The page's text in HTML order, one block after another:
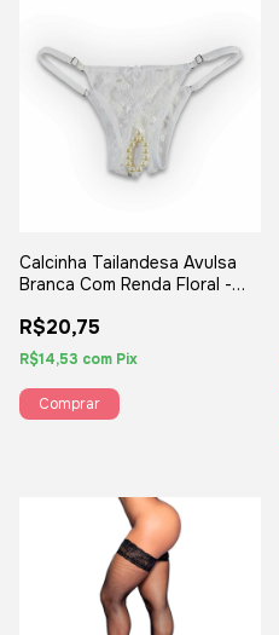
Calcinha Tailandesa Avulsa
Branca Com Renda Floral -
R$20,75
R$14,53 com Pix